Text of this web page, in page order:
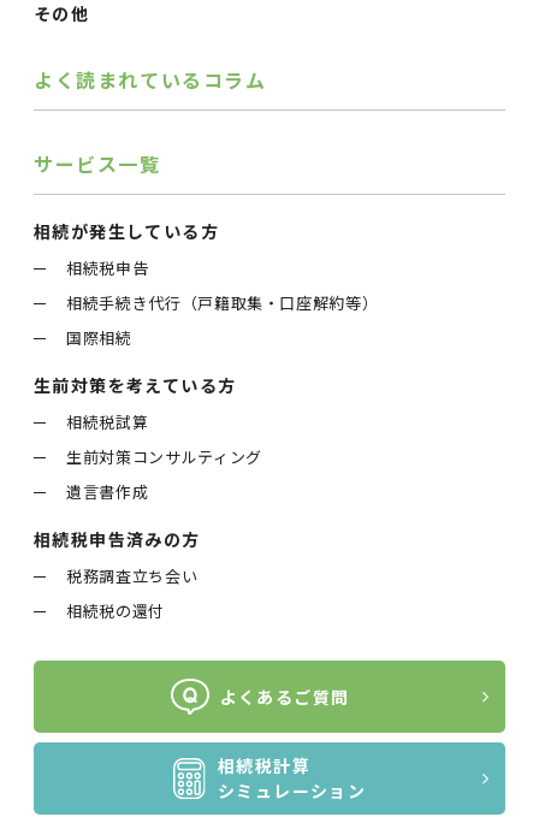
その他
よく読まれているコラム
サービス一覧
相続が発生している方
相続税申告
相続手続き代行（戸籍取集・口座解約等）
国際相続
生前対策を考えている方
相続税試算
生前対策コンサルティング
遺言書作成
相続税申告済みの方
税務調査立ち会い
相続税の還付
よくあるご質問
相続税計算
シミュレーション